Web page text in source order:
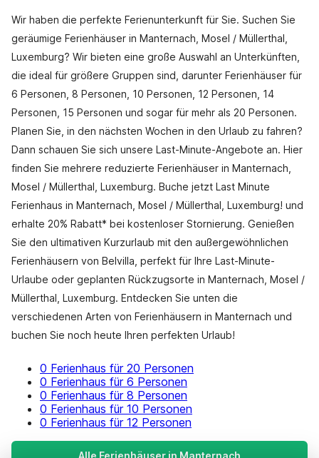
Wir haben die perfekte Ferienunterkunft für Sie. Suchen Sie
geräumige Ferienhäuser in Manternach, Mosel / Müllerthal,
Luxemburg? Wir bieten eine große Auswahl an Unterkünften,
die ideal für größere Gruppen sind, darunter Ferienhäuser für
6 Personen, 8 Personen, 10 Personen, 12 Personen, 14
Personen, 15 Personen und sogar für mehr als 20 Personen.
Planen Sie, in den nächsten Wochen in den Urlaub zu fahren?
Dann schauen Sie sich unsere Last-Minute-Angebote an. Hier
finden Sie mehrere reduzierte Ferienhäuser in Manternach,
Mosel / Müllerthal, Luxemburg. Buche jetzt Last Minute
Ferienhaus in Manternach, Mosel / Müllerthal, Luxemburg! und
erhalte 20% Rabatt* bei kostenloser Stornierung. Genießen
Sie den ultimativen Kurzurlaub mit den außergewöhnlichen
Ferienhäusern von Belvilla, perfekt für Ihre Last-Minute-
Urlaube oder geplanten Rückzugsorte in Manternach, Mosel /
Müllerthal, Luxemburg. Entdecken Sie unten die
verschiedenen Arten von Ferienhäusern in Manternach und
buchen Sie noch heute Ihren perfekten Urlaub!
0 Ferienhaus für 20 Personen
0 Ferienhaus für 6 Personen
0 Ferienhaus für 8 Personen
0 Ferienhaus für 10 Personen
0 Ferienhaus für 12 Personen
Alle Ferienhäuser in Manternach